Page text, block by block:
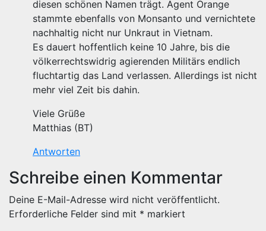
diesen schönen Namen trägt. Agent Orange
stammte ebenfalls von Monsanto und vernichtete
nachhaltig nicht nur Unkraut in Vietnam.
Es dauert hoffentlich keine 10 Jahre, bis die
völkerrechtswidrig agierenden Militärs endlich
fluchtartig das Land verlassen. Allerdings ist nicht
mehr viel Zeit bis dahin.
Viele Grüße
Matthias (BT)
Antworten
Schreibe einen Kommentar
Deine E-Mail-Adresse wird nicht veröffentlicht.
Erforderliche Felder sind mit * markiert